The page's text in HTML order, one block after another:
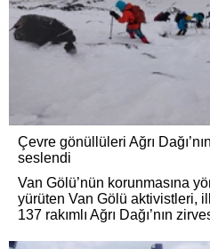
Çevre gönüllüleri Ağrı
seslendi
Van Gölü’nün korunmasına
yürüten Van Gölü aktivistleri,
137 rakımlı Ağrı Dağı’nın